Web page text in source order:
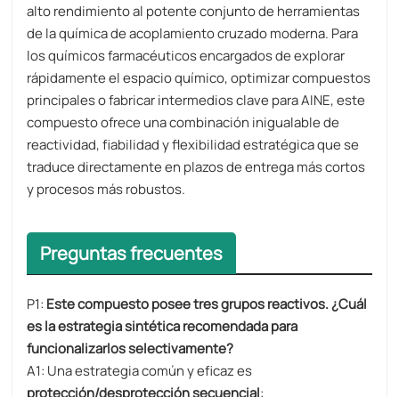
alto rendimiento al potente conjunto de herramientas
de la química de acoplamiento cruzado moderna. Para
los químicos farmacéuticos encargados de explorar
rápidamente el espacio químico, optimizar compuestos
principales o fabricar intermedios clave para AINE, este
compuesto ofrece una combinación inigualable de
reactividad, fiabilidad y flexibilidad estratégica que se
traduce directamente en plazos de entrega más cortos
y procesos más robustos.
Preguntas frecuentes
P1: Este compuesto posee tres grupos reactivos. ¿Cuál
es la estrategia sintética recomendada para
funcionalizarlos selectivamente?
A1: Una estrategia común y eficaz es